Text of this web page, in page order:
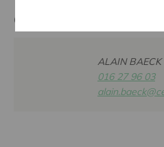
Cera contact
ALAIN BAECK
016 27 96 03